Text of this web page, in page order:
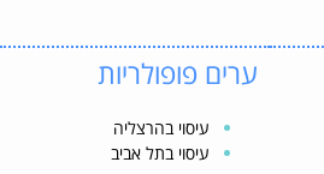
ערים פופולריות
עיסוי בהרצליה
עיסוי בתל אביב